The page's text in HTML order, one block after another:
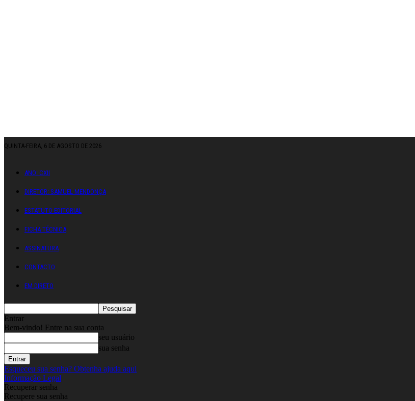
QUINTA-FEIRA, 6 DE AGOSTO DE 2026
ANO: CXII
DIRETOR: SAMUEL MENDONÇA
ESTATUTO EDITORIAL
FICHA TÉCNICA
ASSINATURA
CONTACTO
EM DIRETO
Entrar
Bem-vindo! Entre na sua conta
seu usuário
sua senha
Esqueceu sua senha? Obtenha ajuda aqui
Informação Legal
Recuperar senha
Recupere sua senha